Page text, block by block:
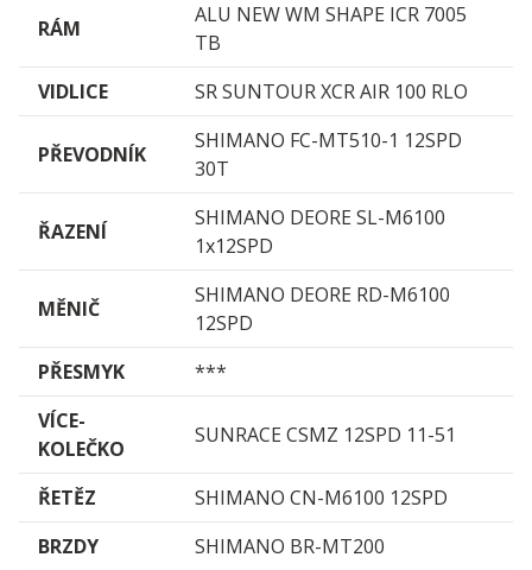
RÁM
ALU NEW WM SHAPE ICR 7005
TB
VIDLICE
SR SUNTOUR XCR AIR 100 RLO
PŘEVODNÍK
SHIMANO FC-MT510-1 12SPD
30T
ŘAZENÍ
SHIMANO DEORE SL-M6100
1x12SPD
MĚNIČ
SHIMANO DEORE RD-M6100
12SPD
PŘESMYK
***
VÍCE­
KOLEČKO
SUNRACE CSMZ 12SPD 11-51
ŘETĚZ
SHIMANO CN-M6100 12SPD
BRZDY
SHIMANO BR-MT200